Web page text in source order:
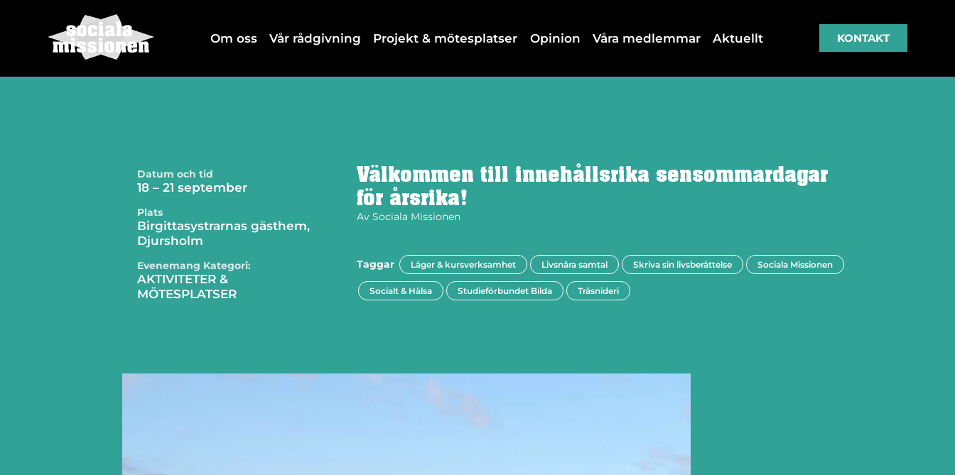
Om oss Vår rådgivning Projekt & mötesplatser Opinion Våra medlemmar Aktuellt KONTAKT
Datum och tid
18 – 21 september
Plats
Birgittasystrarnas gästhem,
Djursholm
Evenemang Kategori:
AKTIVITETER &
MÖTESPLATSER
Välkommen till innehållsrika sensommardagar
för årsrika!
Av Sociala Missionen
Taggar Läger & kursverksamhet Livsnära samtal Skriva sin livsberättelse Sociala Missionen
Socialt & Hälsa Studieförbundet Bilda Träsnideri